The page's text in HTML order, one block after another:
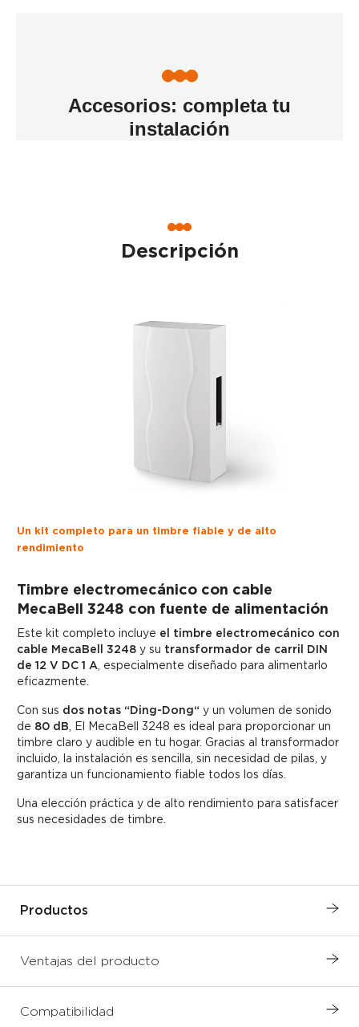
Accesorios: completa tu
instalación
Descripción
Un kit completo para un timbre fiable y de alto
rendimiento
Timbre electromecánico con cable
MecaBell 3248 con fuente de alimentación
Este kit completo incluye el timbre electromecánico con
cable MecaBell 3248 y su transformador de carril DIN
de 12 V DC 1 A, especialmente diseñado para alimentarlo
eficazmente.
Con sus dos notas “Ding-Dong“ y un volumen de sonido
de 80 dB, El MecaBell 3248 es ideal para proporcionar un
timbre claro y audible en tu hogar. Gracias al transformador
incluido, la instalación es sencilla, sin necesidad de pilas, y
garantiza un funcionamiento fiable todos los días.
Una elección práctica y de alto rendimiento para satisfacer
sus necesidades de timbre.
Productos
Ventajas del producto
Compatibilidad